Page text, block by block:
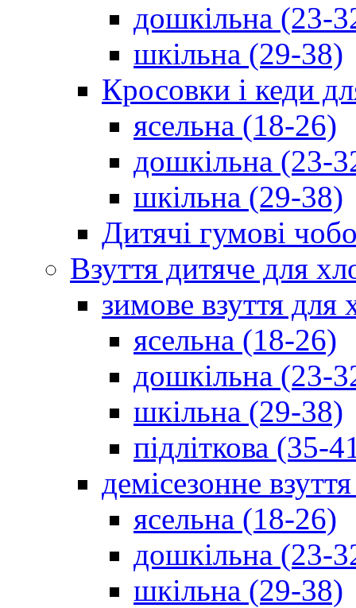
дошкільна (23-
шкільна (29-38)
Кросовки і кеди
ясельна (18-26)
дошкільна (23-
шкільна (29-38)
Дитячі гумові
Взуття дитяче для
зимове взуття для
ясельна (18-26)
дошкільна (23-
шкільна (29-38)
підліткова (35-
демісезонне
ясельна (18-26)
дошкільна (23-
шкільна (29-38)